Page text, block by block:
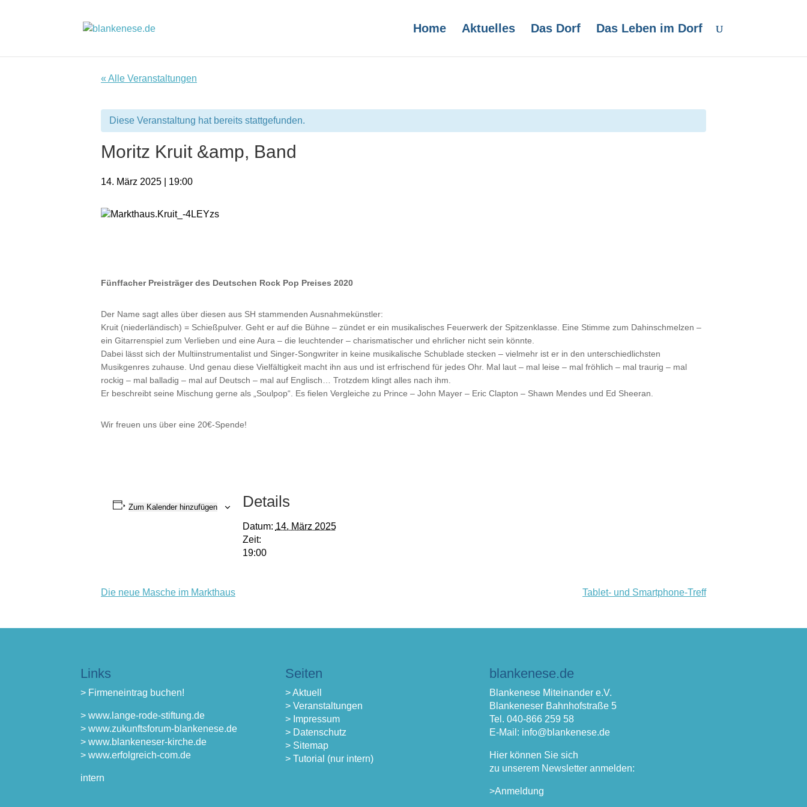
Home Aktuelles Das Dorf Das Leben im Dorf
« Alle Veranstaltungen
Diese Veranstaltung hat bereits stattgefunden.
Moritz Kruit &amp, Band
14. März 2025 | 19:00
Fünffacher Preisträger des Deutschen Rock Pop Preises 2020
Der Name sagt alles über diesen aus SH stammenden Ausnahmekünstler:
Kruit (niederländisch) = Schießpulver. Geht er auf die Bühne – zündet er ein musikalisches Feuerwerk der Spitzenklasse. Eine Stimme zum Dahinschmelzen –
ein Gitarrenspiel zum Verlieben und eine Aura – die leuchtender – charismatischer und ehrlicher nicht sein könnte.
Dabei lässt sich der Multiinstrumentalist und Singer-Songwriter in keine musikalische Schublade stecken – vielmehr ist er in den unterschiedlichsten
Musikgenres zuhause. Und genau diese Vielfältigkeit macht ihn aus und ist erfrischend für jedes Ohr. Mal laut – mal leise – mal fröhlich – mal traurig – mal
rockig – mal balladig – mal auf Deutsch – mal auf Englisch… Trotzdem klingt alles nach ihm.
Er beschreibt seine Mischung gerne als „Soulpop“. Es fielen Vergleiche zu Prince – John Mayer – Eric Clapton – Shawn Mendes und Ed Sheeran.
Wir freuen uns über eine 20€-Spende!
Zum Kalender hinzufügen Details
Datum: 14. März 2025
Zeit:
19:00
Die neue Masche im Markthaus Tablet- und Smartphone-Treff
Links
> Firmeneintrag buchen!
> www.lange-rode-stiftung.de
> www.zukunftsforum-blankenese.de
> www.blankeneser-kirche.de
> www.erfolgreich-com.de
intern
Seiten
> Aktuell
> Veranstaltungen
> Impressum
> Datenschutz
> Sitemap
> Tutorial (nur intern)
blankenese.de
Blankenese Miteinander e.V.
Blankeneser Bahnhofstraße 5
Tel. 040-866 259 58
E-Mail: info@blankenese.de
Hier können Sie sich
zu unserem Newsletter anmelden:
>Anmeldung